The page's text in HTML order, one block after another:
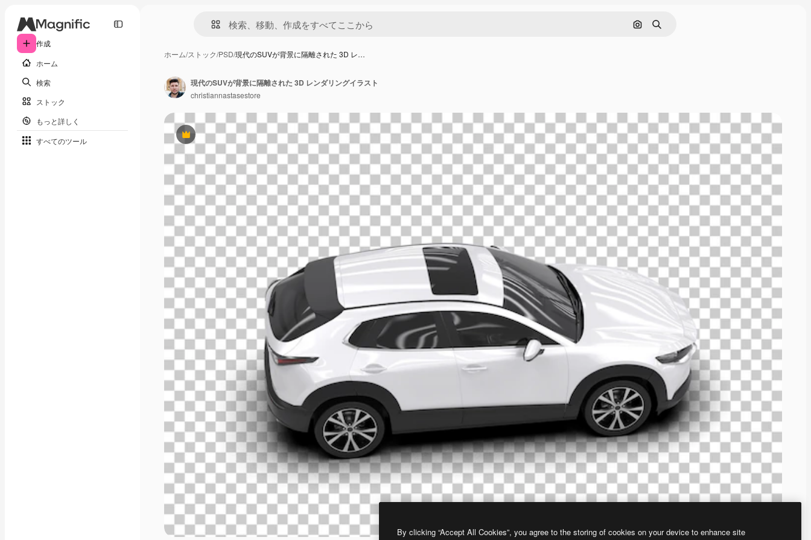
作成
ホーム
検索
ストック
もっと詳しく
すべてのツール
画像で検索
検索
ホーム/ストック/PSD/現代のSUVが背景に隔離された 3D レ…
Premium
現代のSUVが背景に隔離された 3D レンダリングイラスト
christiannastasestore
By clicking “Accept All Cookies”, you agree to the storing of cookies on your device to enhance site